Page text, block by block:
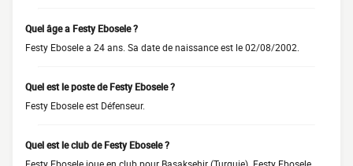
Quel âge a Festy Ebosele ?
Festy Ebosele a 24 ans. Sa date de naissance est le 02/08/2002.
Quel est le poste de Festy Ebosele ?
Festy Ebosele est Défenseur.
Quel est le club de Festy Ebosele ?